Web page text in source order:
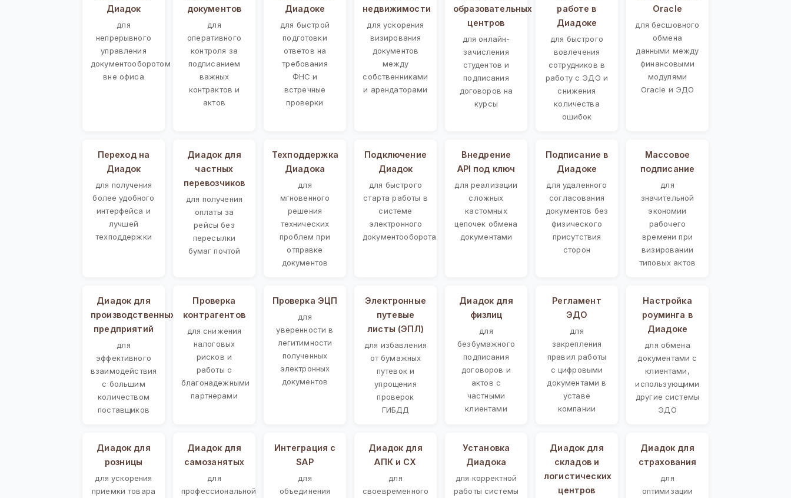
Диадок
для
непрерывного
управления
документооборотом
вне офиса
документов
для
оперативного
контроля за
подписанием
важных
контрактов и
актов
Диадоке
для быстрой
подготовки
ответов на
требования
ФНС и
встречные
проверки
недвижимости
для ускорения
визирования
документов
между
собственниками
и арендаторами
образовательных
центров
для онлайн-
зачисления
студентов и
подписания
договоров на
курсы
работе в
Диадоке
для быстрого
вовлечения
сотрудников в
работу с ЭДО и
снижения
количества
ошибок
Oracle
для бесшовного
обмена
данными между
финансовыми
модулями
Oracle и ЭДО
Переход на
Диадок
для получения
более удобного
интерфейса и
лучшей
техподдержки
Диадок для
частных
перевозчиков
для получения
оплаты за
рейсы без
пересылки
бумаг почтой
Техподдержка
Диадока
для
мгновенного
решения
технических
проблем при
отправке
документов
Подключение
Диадок
для быстрого
старта работы в
системе
электронного
документооборота
Внедрение
API под ключ
для реализации
сложных
кастомных
цепочек обмена
документами
Подписание в
Диадоке
для удаленного
согласования
документов без
физического
присутствия
сторон
Массовое
подписание
для
значительной
экономии
рабочего
времени при
визировании
типовых актов
Диадок для
производственных
предприятий
для
эффективного
взаимодействия
с большим
количеством
поставщиков
Проверка
контрагентов
для снижения
налоговых
рисков и
работы с
благонадежными
партнерами
Проверка ЭЦП
для
уверенности в
легитимности
полученных
электронных
документов
Электронные
путевые
листы (ЭПЛ)
для избавления
от бумажных
путевок и
упрощения
проверок
ГИБДД
Диадок для
физлиц
для
безбумажного
подписания
договоров и
актов с
частными
клиентами
Регламент
ЭДО
для
закрепления
правил работы
с цифровыми
документами в
уставе
компании
Настройка
роуминга в
Диадоке
для обмена
документами с
клиентами,
использующими
другие системы
ЭДО
Диадок для
розницы
для ускорения
приемки товара
Диадок для
самозанятых
для
профессиональной
Интеграция с
SAP
для
объединения
Диадок для
АПК и СХ
для
своевременного
Установка
Диадока
для корректной
работы системы
Диадок для
складов и
логистических
центров
Диадок для
страхования
для
оптимизации